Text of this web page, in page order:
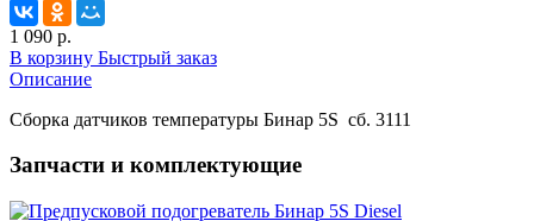
1 090 р.
В корзину Быстрый заказ
Описание
Сборка датчиков температуры Бинар 5S сб. 3111
Запчасти и комплектующие